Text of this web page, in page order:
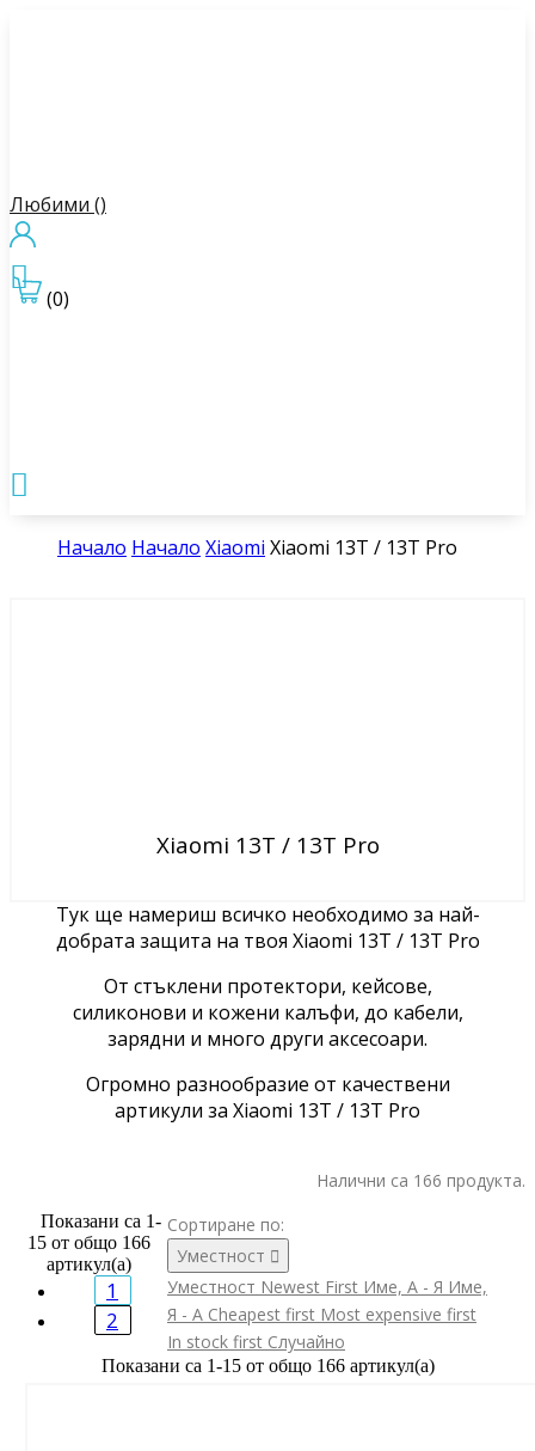
Любими ()
(0)


Начало Начало Xiaomi Xiaomi 13T / 13T Pro
Xiaomi 13T / 13T Pro
Тук ще намериш всичко необходимо за най-
добрата защита на твоя Xiaomi 13T / 13T Pro
От стъклени протектори, кейсове,
силиконови и кожени калъфи, до кабели,
зарядни и много други аксесоари.
Огромно разнообразие от качествени
артикули за Xiaomi 13T / 13T Pro
Налични са 166 продукта.
Сортиране по:
Уместност 
Уместност Newest First Име, А - Я Име,
Я - А Cheapest first Most expensive first
In stock first Случайно
Показани са 1-15 от общо 166 артикул(а)
Показани са 1-
15 от общо 166
артикул(а)
1
2